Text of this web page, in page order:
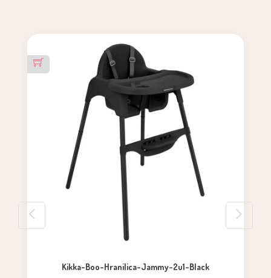
Kikka-Boo-Hranilica-Jammy-2u1-Black